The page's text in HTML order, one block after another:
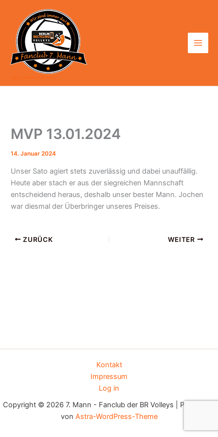
springen
MVP 13.01.2024
14. Januar 2024
Unser Sato agiert stets zuverlässig und dabei unauffällig.
Heute aber stach er aus der siegreichen Mannschaft
entscheidend heraus, deshalb unser bester Mann. Jochen
war diesmal der Überbringer unseres Preises.
ZURÜCK WEITER
Kontakt
Impressum
Log in
Copyright © 2026 7. Mann - Fanclub der BR Volleys | Präsentiert
von Astra-WordPress-Theme